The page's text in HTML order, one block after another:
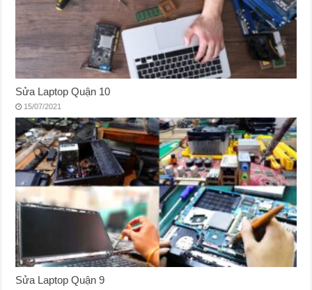
Sửa Laptop Quận 10
15/07/2021
Sửa Laptop Quận 9